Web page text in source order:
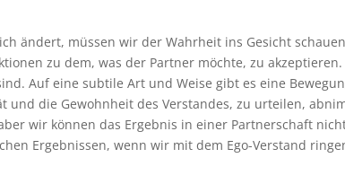
ändert, müssen wir der Wahrheit ins Gesicht
zu dem, was der Partner möchte, zu akzeptieren.
Auf eine subtile Art und Weise gibt es eine
und die Gewohnheit des Verstandes, zu urteilen,
wir können das Ergebnis in einer Partnerschaft
Ergebnissen, wenn wir mit dem Ego-Verstand